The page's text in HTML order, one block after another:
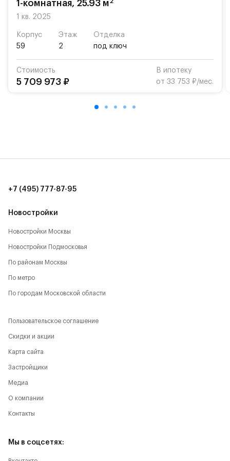
Для автомобилистов — закрытые озеленённые
Территория квартала приватная, въезд
осуществляется по пропускам.#yan19-2r1417252#
1-комнатная, 25.93 м
1 кв. 2025
Корпус
59
Этаж
2
Отделка
под ключ
Стоимость
5 709 973 ₽
В ипотеку
от 33 753 ₽/мес.
Новостройки
Новостройки Москвы
Новостройки Подмосковья
По районам Москвы
По метро
По городам Московской области
+7 (495) 777-87-95
Пользовательское соглашение
Скидки и акции
Карта сайта
Застройщики
Медиа
О компании
Контакты
Мы в соцсетях: